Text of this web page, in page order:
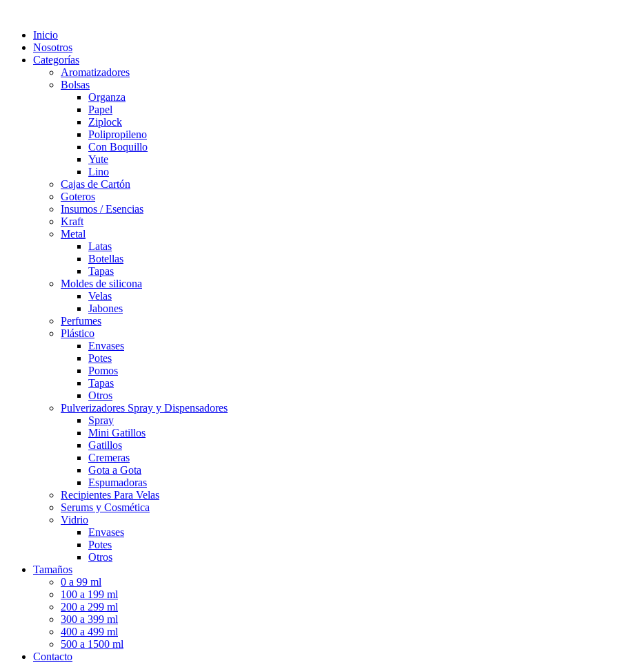
Inicio
Nosotros
Categorías
Aromatizadores
Bolsas
Organza
Papel
Ziplock
Polipropileno
Con Boquillo
Yute
Lino
Cajas de Cartón
Goteros
Insumos / Esencias
Kraft
Metal
Latas
Botellas
Tapas
Moldes de silicona
Velas
Jabones
Perfumes
Plástico
Envases
Potes
Pomos
Tapas
Otros
Pulverizadores Spray y Dispensadores
Spray
Mini Gatillos
Gatillos
Cremeras
Gota a Gota
Espumadoras
Recipientes Para Velas
Serums y Cosmética
Vidrio
Envases
Potes
Otros
Tamaños
0 a 99 ml
100 a 199 ml
200 a 299 ml
300 a 399 ml
400 a 499 ml
500 a 1500 ml
Contacto